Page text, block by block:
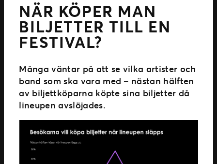
NÄR KÖPER MAN
BILJETTER TILL EN
FESTIVAL?
Många väntar på att se vilka artister och
band som ska vara med – nästan hälften
av biljettköparna köpte sina biljetter då
lineupen avslöjades.